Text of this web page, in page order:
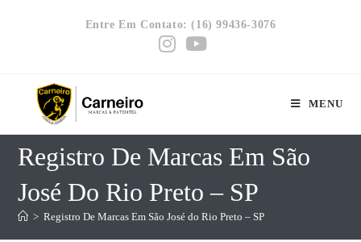
Entre Em Contato: (16) 99436-3076
MENU
Registro De Marcas Em São
José Do Rio Preto – SP
> Registro De Marcas Em São José do Rio Preto – SP